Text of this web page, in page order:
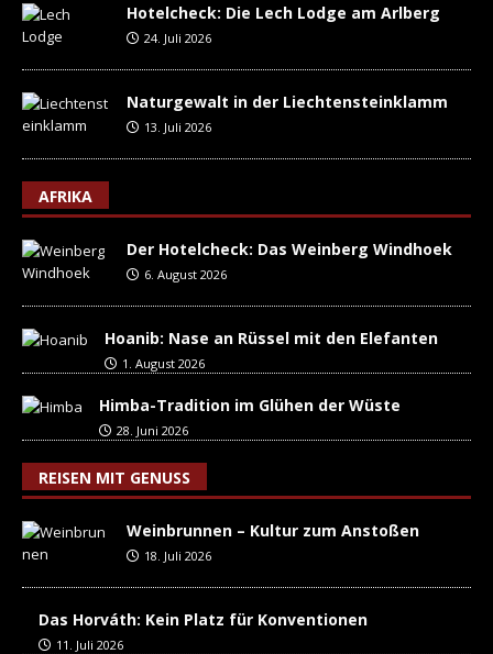
Hotelcheck: Die Lech Lodge am Arlberg
24. Juli 2026
Naturgewalt in der Liechtensteinklamm
13. Juli 2026
AFRIKA
Der Hotelcheck: Das Weinberg Windhoek
6. August 2026
Hoanib: Nase an Rüssel mit den Elefanten
1. August 2026
Himba-Tradition im Glühen der Wüste
28. Juni 2026
REISEN MIT GENUSS
Weinbrunnen – Kultur zum Anstoßen
18. Juli 2026
Das Horváth: Kein Platz für Konventionen
11. Juli 2026